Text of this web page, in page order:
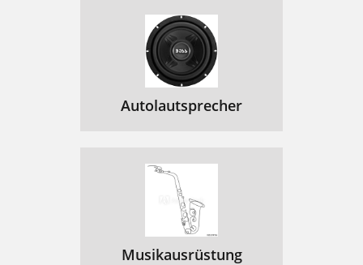
Autolautsprecher
Musikausrüstung